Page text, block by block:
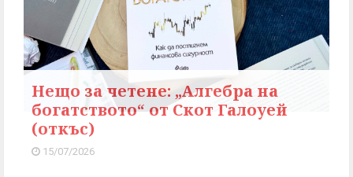
Нещо за четене: „Алгебра на
богатството“ от Скот Галоуей
(откъс)
15/07/2026